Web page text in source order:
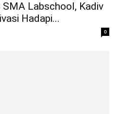
Labschool, Kadiv
Hadapi...
0